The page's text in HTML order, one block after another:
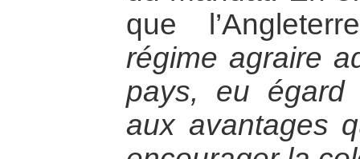
que
régime agraire
pays, eu égard
aux avantages